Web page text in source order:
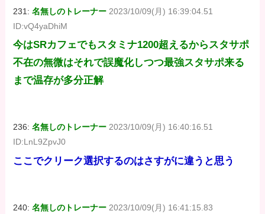
231:名無しのトレーナー 2023/10/09(月) 16:39:04.51
ID:vQ4yaDhiM
今はSRカフェでもスタミナ1200超えるからスタサポ
不在の無微はそれで誤魔化しつつ最強スタサポ来る
まで温存が多分正解
236:名無しのトレーナー 2023/10/09(月) 16:40:16.51
ID:LnL9ZpvJ0
ここでクリーク選択するのはさすがに違うと思う
240:名無しのトレーナー 2023/10/09(月) 16:41:15.83